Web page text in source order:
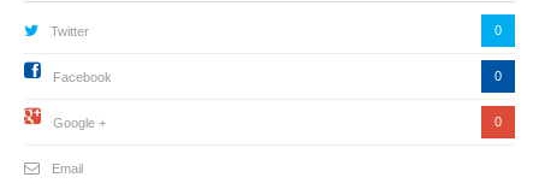
Twitter 0
Facebook 0
Google + 0
Email